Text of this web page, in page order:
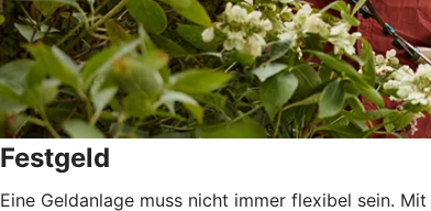
Festgeld
Eine Geldanlage muss nicht immer flexibel sein.